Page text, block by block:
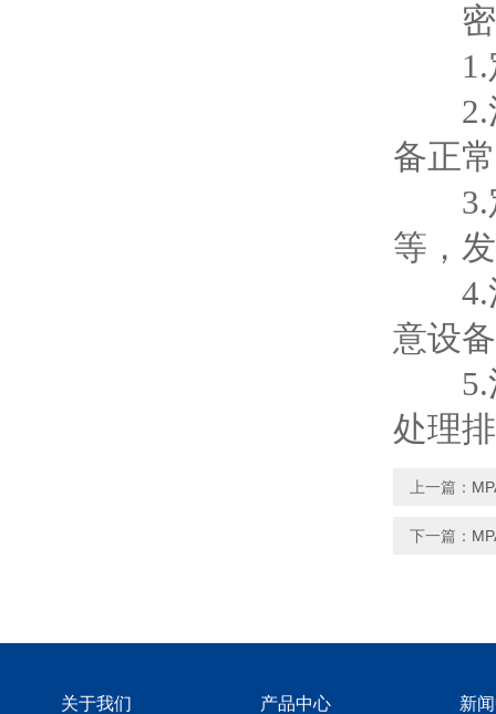
密
1.定
2.注
备正
3.定
等，
4.注
意设
5.注
处理
上一篇：
下一篇：
关于我们 产品中心 新